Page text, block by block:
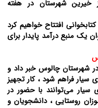
خیرین شهرستان در هفته
افتتاح خواهیم کرد
یک منبع درآمد پایدار برای
در شهرستان چالوس خبر داد و
سیار فراهم شود ، کار تجهیز
سیار می‌توانند با حضور در
روستایی ، دانشجویان و